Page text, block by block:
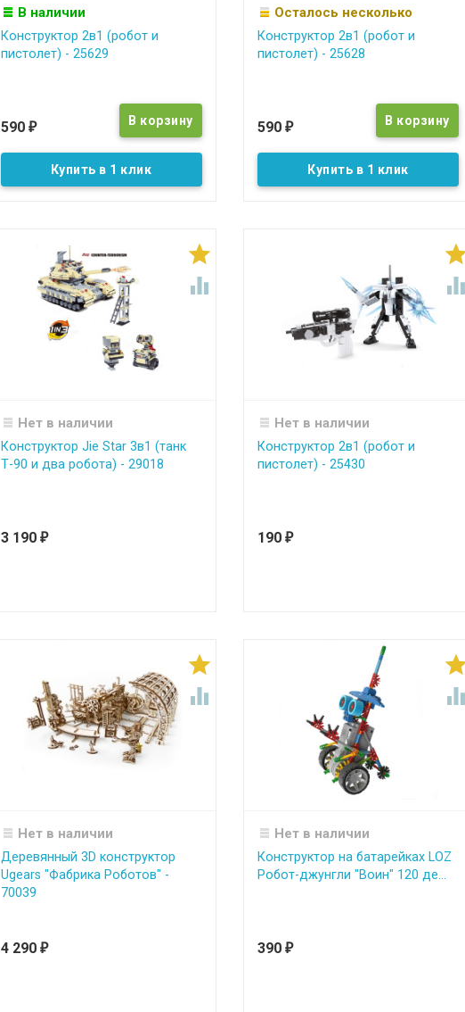
В наличии
Конструктор 2в1 (робот и
пистолет) - 25629
590 ₽
Купить в 1 клик
Осталось несколько
Конструктор 2в1 (робот и
пистолет) - 25628
590 ₽
Купить в 1 клик


Нет в наличии
Конструктор Jie Star 3в1 (танк
Т-90 и два робота) - 29018
3 190 ₽

Нет в наличии
Конструктор 2в1 (робот и
пистолет) - 25430
190 ₽


Нет в наличии
Деревянный 3D конструктор
Ugears "Фабрика Роботов" -
70039
4 290 ₽

Нет в наличии
Конструктор на батарейках LOZ
Робот-джунгли "Воин" 120 де...
390 ₽